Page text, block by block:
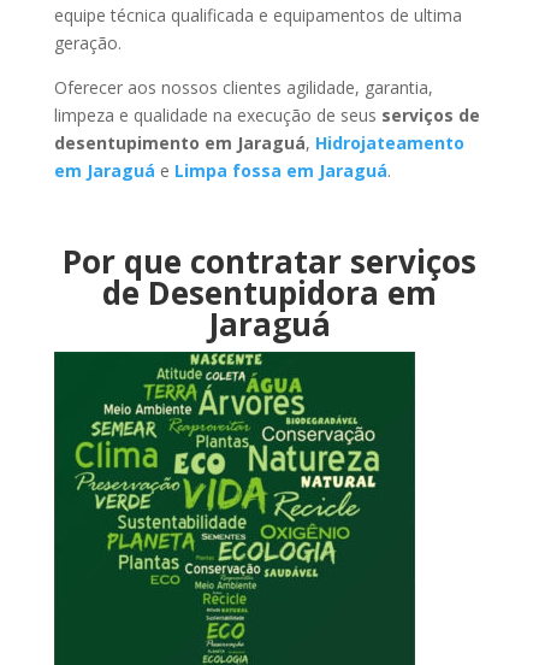
equipe técnica qualificada e equipamentos de ultima
geração.
Oferecer aos nossos clientes agilidade, garantia,
limpeza e qualidade na execução de seus serviços de
desentupimento em Jaraguá, Hidrojateamento
em Jaraguá e Limpa fossa em Jaraguá.
Por que contratar serviços
de Desentupidora em
Jaraguá